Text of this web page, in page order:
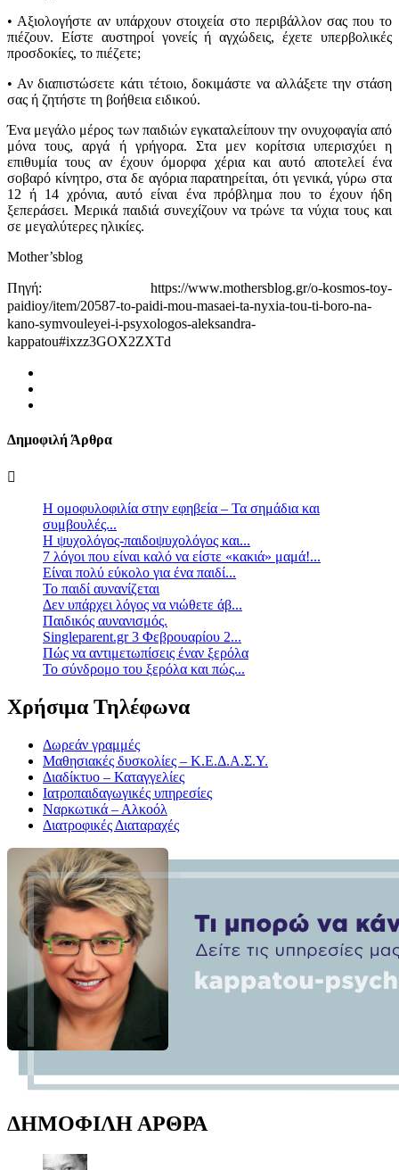
• Αξιολογήστε αν υπάρχουν στοιχεία στο περιβάλλον σας που το
πιέζουν. Είστε αυστηροί γονείς ή αγχώδεις, έχετε υπερβολικές
προσδοκίες, το πιέζετε;
• Αν διαπιστώσετε κάτι τέτοιο, δοκιμάστε να αλλάξετε την στάση
σας ή ζητήστε τη βοήθεια ειδικού.
Ένα μεγάλο μέρος των παιδιών εγκαταλείπουν την ονυχοφαγία από
μόνα τους, αργά ή γρήγορα. Στα μεν κορίτσια υπερισχύει η
επιθυμία τους αν έχουν όμορφα χέρια και αυτό αποτελεί ένα
σοβαρό κίνητρο, στα δε αγόρια παρατηρείται, ότι γενικά, γύρω στα
12 ή 14 χρόνια, αυτό είναι ένα πρόβλημα που το έχουν ήδη
ξεπεράσει. Μερικά παιδιά συνεχίζουν να τρώνε τα νύχια τους και
σε μεγαλύτερες ηλικίες.
Mother’sblog
Πηγή: https://www.mothersblog.gr/o-kosmos-toy-
paidioy/item/20587-to-paidi-mou-masaei-ta-nyxia-tou-ti-boro-na-
kano-symvouleyei-i-psyxologos-aleksandra-
kappatou#ixzz3GOX2ZXTd
Δημοφιλή Άρθρα
Η ομοφυλοφιλία στην εφηβεία – Τα σημάδια και
συμβουλές...
Η ψυχολόγος-παιδοψυχολόγος και...
7 λόγοι που είναι καλό να είστε «κακιά» μαμά!...
Είναι πολύ εύκολο για ένα παιδί...
Το παιδί αυνανίζεται
Δεν υπάρχει λόγος να νιώθετε άβ...
Παιδικός αυνανισμός.
Singleparent.gr 3 Φεβρουαρίου 2...
Πώς να αντιμετωπίσεις έναν ξερόλα
Το σύνδρομο του ξερόλα και πώς...
Χρήσιμα Τηλέφωνα
Δωρεάν γραμμές
Μαθησιακές δυσκολίες – Κ.Ε.Δ.Α.Σ.Υ.
Διαδίκτυο – Καταγγελίες
Ιατροπαιδαγωγικές υπηρεσίες
Ναρκωτικά – Αλκοόλ
Διατροφικές Διαταραχές
ΔΗΜΟΦΙΛΗ ΑΡΘΡΑ